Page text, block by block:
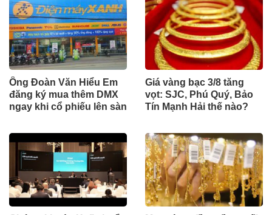
Ông Đoàn Văn Hiểu Em
đăng ký mua thêm DMX
ngay khi cổ phiếu lên sàn
Giá vàng bạc 3/8 tăng
vọt: SJC, Phú Quý, Bảo
Tín Mạnh Hải thế nào?